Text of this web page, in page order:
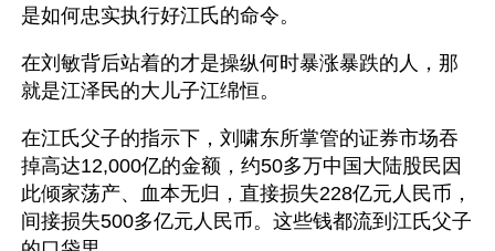
是如何忠实执行好江氏的命令。
在刘敏背后站着的才是操纵何时暴涨暴跌的人，那
就是江泽民的大儿子江绵恒。
在江氏父子的指示下，刘啸东所掌管的证券市场吞
掉高达12,000亿的金额，约50多万中国大陆股民因
此倾家荡产、血本无归，直接损失228亿元人民币，
间接损失500多亿元人民币。这些钱都流到江氏父子